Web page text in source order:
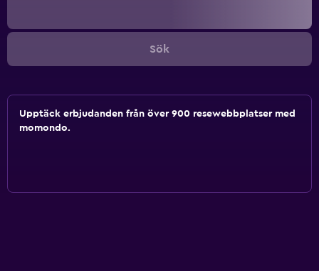
Sök
Upptäck erbjudanden från över 900 resewebbplatser med
momondo.